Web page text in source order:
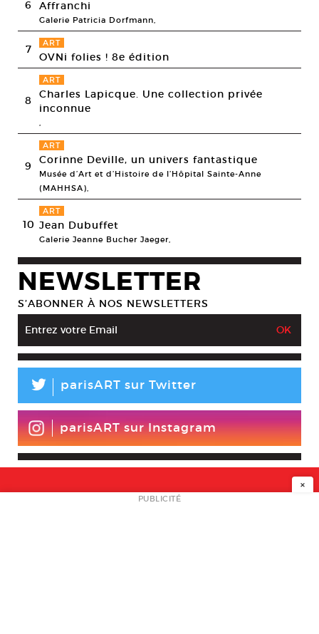
6 Affranchi
Galerie Patricia Dorfmann,
7 ART
OVNi folies ! 8e édition
8
ART
Charles Lapicque. Une collection privée
inconnue
,
9
ART
Corinne Deville, un univers fantastique
Musée d’Art et d’Histoire de l’Hôpital Sainte-Anne
(MAHHSA),
10
ART
Jean Dubuffet
Galerie Jeanne Bucher Jaeger,
NEWSLETTER
S’ABONNER À NOS NEWSLETTERS
L parisART sur Twitter
parisART sur Instagram
NEWSLETTER
×
PUBLICITÉ